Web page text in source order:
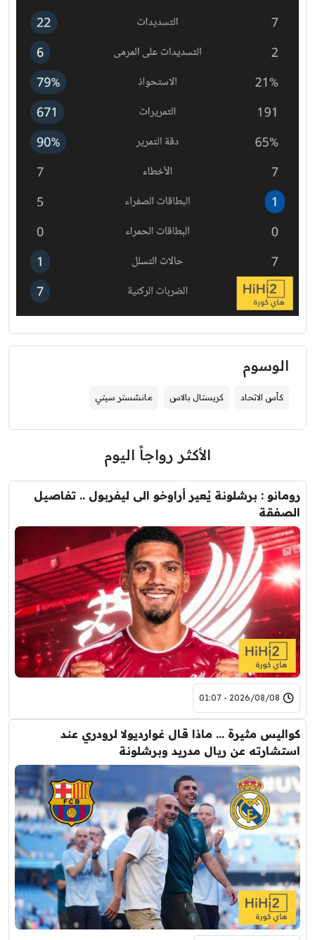
الوسوم
كأس الاتحاد كريستال بالاس مانشستر سيتي
الأكثر رواجاً اليوم
رومانو : برشلونة يُعير أراوخو الى ليفربول .. تفاصيل
الصفقة
2026/08/08 - 01:07
كواليس مثيرة … ماذا قال غوارديولا لرودري عند
استشارته عن ريال مدريد وبرشلونة